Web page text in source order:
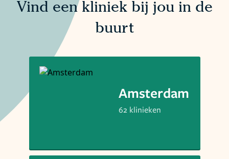
Vind een kliniek bij jou in de
buurt
Amsterdam
62 klinieken